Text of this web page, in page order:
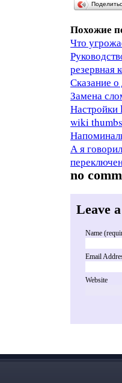
Похожие
Что
резервная
Сказание
Замена
Настройки
wiki
А я говорил
no
Leave
Name
Email
Website